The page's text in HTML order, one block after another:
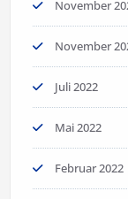
November
November
Juli 2022
Mai 2022
Februar 2022